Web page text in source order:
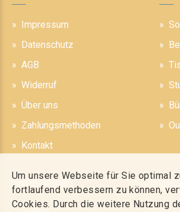
Um unsere Webseite für Sie optimal
fortlaufend verbessern zu können,
Cookies. Durch die weitere Nutzung
Impressum
Datenschutz
AGB
Widerruf
Über uns
Zahlungsmethoden
Kontakt
Sicherheit Kontakt